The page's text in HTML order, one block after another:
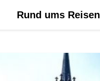
Rund ums Reisen